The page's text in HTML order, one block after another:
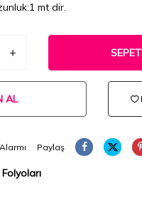
mt dir.
AL
Paylaş